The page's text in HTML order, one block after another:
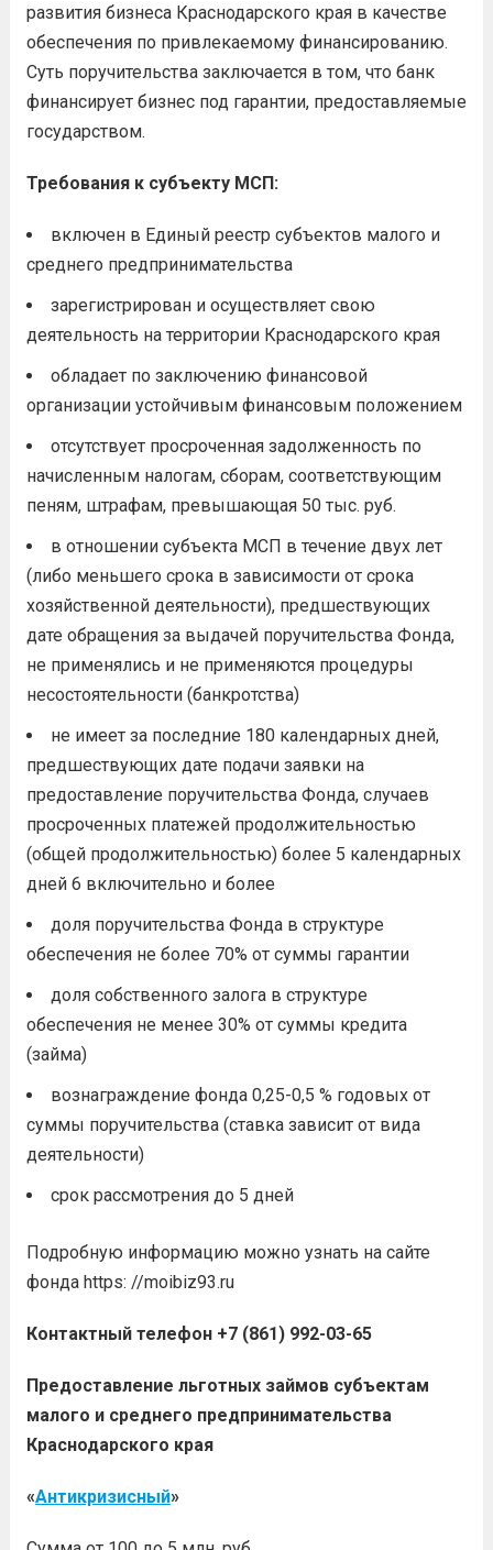
развития бизнеса Краснодарского края в качестве
обеспечения по привлекаемому финансированию.
Суть поручительства заключается в том, что банк
финансирует бизнес под гарантии, предоставляемые
государством.
Требования к субъекту МСП:
включен в Единый реестр субъектов малого и
среднего предпринимательства
зарегистрирован и осуществляет свою
деятельность на территории Краснодарского края
обладает по заключению финансовой
организации устойчивым финансовым положением
отсутствует просроченная задолженность по
начисленным налогам, сборам, соответствующим
пеням, штрафам, превышающая 50 тыс. руб.
в отношении субъекта МСП в течение двух лет
(либо меньшего срока в зависимости от срока
хозяйственной деятельности), предшествующих
дате обращения за выдачей поручительства Фонда,
не применялись и не применяются процедуры
несостоятельности (банкротства)
не имеет за последние 180 календарных дней,
предшествующих дате подачи заявки на
предоставление поручительства Фонда, случаев
просроченных платежей продолжительностью
(общей продолжительностью) более 5 календарных
дней 6 включительно и более
доля поручительства Фонда в структуре
обеспечения не более 70% от суммы гарантии
доля собственного залога в структуре
обеспечения не менее 30% от суммы кредита
(займа)
вознаграждение фонда 0,25-0,5 % годовых от
суммы поручительства (ставка зависит от вида
деятельности)
срок рассмотрения до 5 дней
Подробную информацию можно узнать на сайте
фонда https: //moibiz93.ru
Контактный телефон +7 (861) 992-03-65
Предоставление льготных займов субъектам
малого и среднего предпринимательства
Краснодарского края
«Антикризисный»